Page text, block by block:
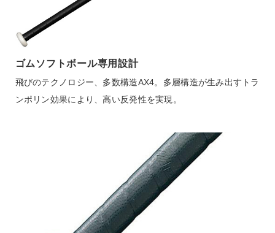
直営店一覧
0133：ホワイト×ミントグリーン
素材
カーボン＋グラス
原産国
ゴムソフトボール専用設計
飛びのテクノロジー、多数構造AX4。多層構造が生み出すトラ
ンポリン効果により、高い反発性を実現。